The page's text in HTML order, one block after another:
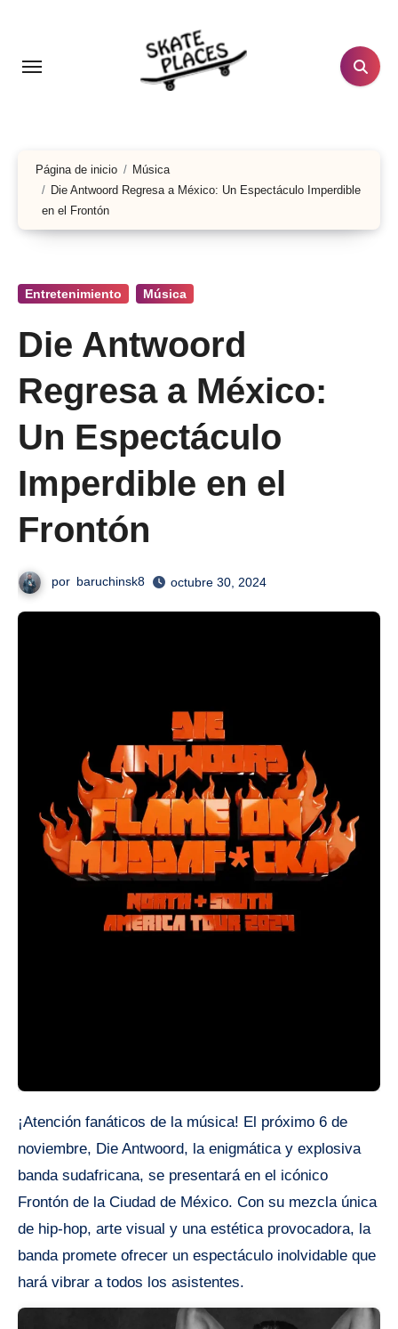
contenido
Página de inicio
Música
Die Antwoord Regresa a México: Un Espectáculo Imperdible
en el Frontón
Entretenimiento Música
Die Antwoord
Regresa a México:
Un Espectáculo
Imperdible en el
Frontón
por baruchinsk8 octubre 30, 2024
¡Atención fanáticos de la música! El próximo 6 de
noviembre, Die Antwoord, la enigmática y explosiva
banda sudafricana, se presentará en el icónico
Frontón de la Ciudad de México. Con su mezcla única
de hip-hop, arte visual y una estética provocadora, la
banda promete ofrecer un espectáculo inolvidable que
hará vibrar a todos los asistentes.